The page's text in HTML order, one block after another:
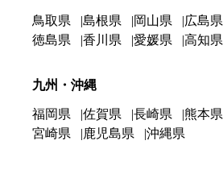
鳥取県 島根県 岡山県 広島県
徳島県
香川県 愛媛県 高知県
九州・沖縄
福岡県 佐賀県 長崎県 熊本県
宮崎県
鹿児島県 沖縄県